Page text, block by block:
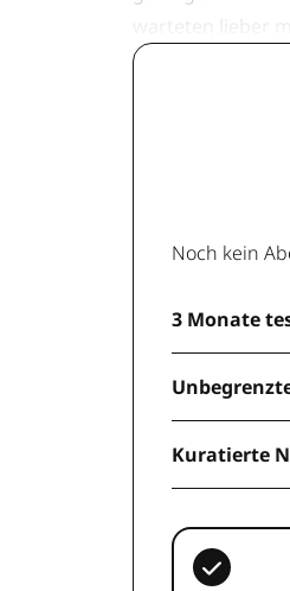
Noch kein
3 Monate
Kuratierte